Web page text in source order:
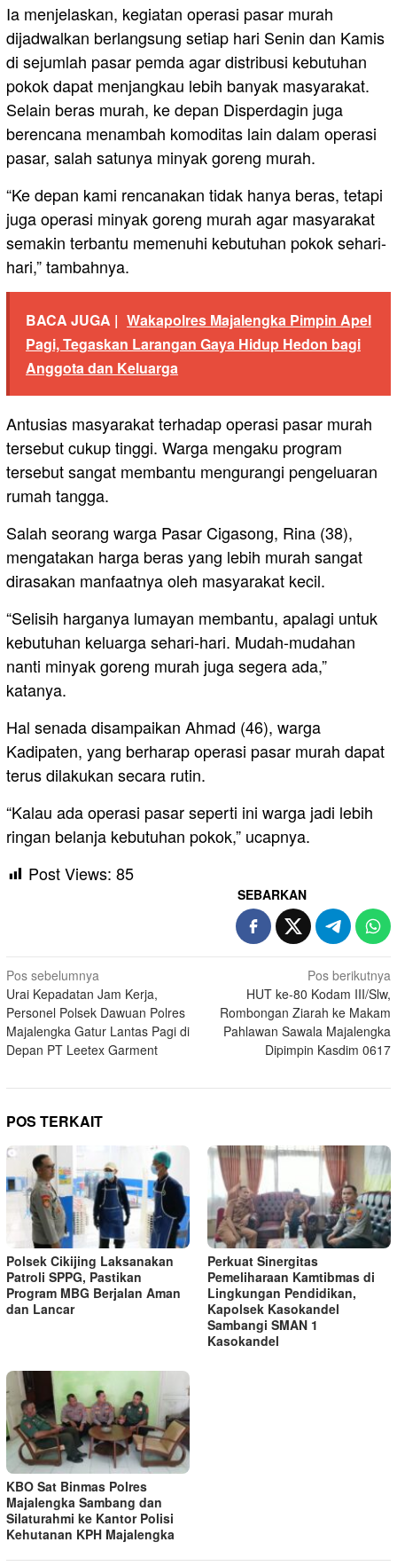
Ia menjelaskan, kegiatan operasi pasar murah
dijadwalkan berlangsung setiap hari Senin dan Kamis
di sejumlah pasar pemda agar distribusi kebutuhan
pokok dapat menjangkau lebih banyak masyarakat.
Selain beras murah, ke depan Disperdagin juga
berencana menambah komoditas lain dalam operasi
pasar, salah satunya minyak goreng murah.
“Ke depan kami rencanakan tidak hanya beras, tetapi
juga operasi minyak goreng murah agar masyarakat
semakin terbantu memenuhi kebutuhan pokok sehari-
hari,” tambahnya.
BACA JUGA | Wakapolres Majalengka Pimpin Apel
Pagi, Tegaskan Larangan Gaya Hidup Hedon bagi
Anggota dan Keluarga
Antusias masyarakat terhadap operasi pasar murah
tersebut cukup tinggi. Warga mengaku program
tersebut sangat membantu mengurangi pengeluaran
rumah tangga.
Salah seorang warga Pasar Cigasong, Rina (38),
mengatakan harga beras yang lebih murah sangat
dirasakan manfaatnya oleh masyarakat kecil.
“Selisih harganya lumayan membantu, apalagi untuk
kebutuhan keluarga sehari-hari. Mudah-mudahan
nanti minyak goreng murah juga segera ada,”
katanya.
Hal senada disampaikan Ahmad (46), warga
Kadipaten, yang berharap operasi pasar murah dapat
terus dilakukan secara rutin.
“Kalau ada operasi pasar seperti ini warga jadi lebih
ringan belanja kebutuhan pokok,” ucapnya.
Post Views: 85
SEBARKAN
Navigasi
pos
Pos sebelumnya
Urai Kepadatan Jam Kerja,
Personel Polsek Dawuan Polres
Majalengka Gatur Lantas Pagi di
Depan PT Leetex Garment
Pos berikutnya
HUT ke-80 Kodam III/Slw,
Rombongan Ziarah ke Makam
Pahlawan Sawala Majalengka
Dipimpin Kasdim 0617
POS TERKAIT
Polsek Cikijing Laksanakan
Patroli SPPG, Pastikan
Program MBG Berjalan Aman
dan Lancar
Perkuat Sinergitas
Pemeliharaan Kamtibmas di
Lingkungan Pendidikan,
Kapolsek Kasokandel
Sambangi SMAN 1
Kasokandel
KBO Sat Binmas Polres
Majalengka Sambang dan
Silaturahmi ke Kantor Polisi
Kehutanan KPH Majalengka